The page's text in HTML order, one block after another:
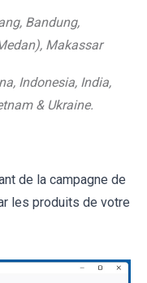
Bandung,
Makassar
Indonesia, India,
& Ukraine.
de la campagne de
les produits de votre